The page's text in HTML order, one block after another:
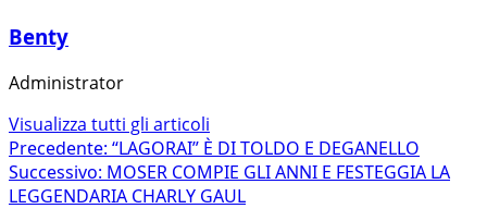
Benty
Administrator
Visualizza tutti gli articoli
Navigazione
articolo
Precedente: “LAGORAI” È DI TOLDO E DEGANELLO
Successivo: MOSER COMPIE GLI ANNI E FESTEGGIA LA
LEGGENDARIA CHARLY GAUL